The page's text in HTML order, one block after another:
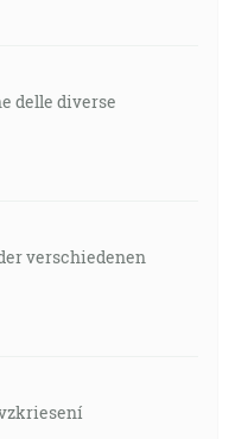
delle diverse
verschiedenen